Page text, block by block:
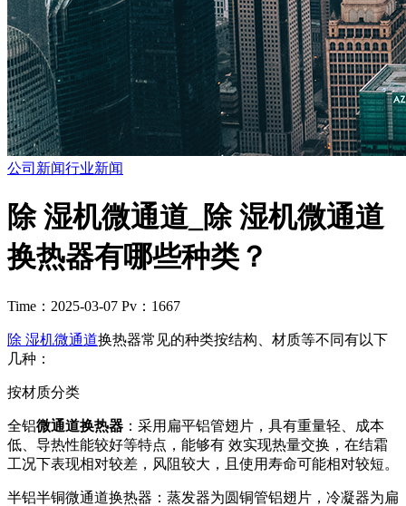
公司新闻行业新闻
除 湿机微通道_除 湿机微通道
换热器有哪些种类？
Time：2025-03-07 Pv：1667
除 湿机微通道换热器常见的种类按结构、材质等不同有以下
几种：
按材质分类
全铝微通道换热器 ：采用扁平铝管翅片，具有重量轻、成本
低、导热性能较好等特点，能够有 效实现热量交换，在结霜
工况下表现相对较差，风阻较大，且使用寿命可能相对较短。
半铝半铜微通道换热器：蒸发器为圆铜管铝翅片，冷凝器为扁